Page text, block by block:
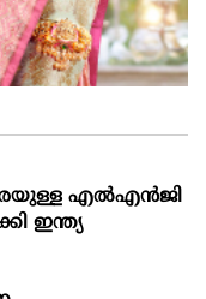
എൽഎൻജി
ഇന്ത്യ